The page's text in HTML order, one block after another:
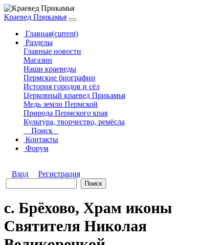
Краевед Прикамья
Главная(current)
Разделы
Главные новости
Магазин
Наши краеведы
Пермские биографии
История городов и сёл
Церковный краевед Прикамья
Медь земли Пермской
Природа Пермского края
Культура, творчество, ремёсла
Поиск
Контакты
Форум
Вход Регистрация
с. Брёхово, Храм иконы
Святителя Николая